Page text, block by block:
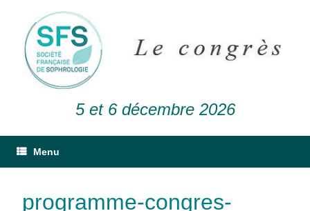
5 et 6 décembre 2026
Menu
programme-congres-